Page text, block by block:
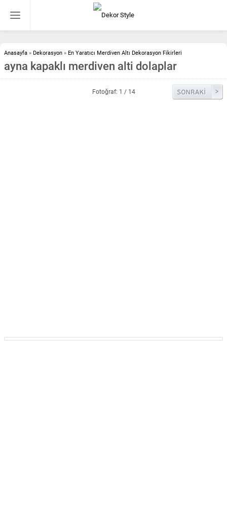
Anasayfa » Dekorasyon » En Yaratıcı Merdiven Altı Dekorasyon Fikirleri
ayna kapaklı merdiven alti dolaplar
Fotoğraf: 1 / 14